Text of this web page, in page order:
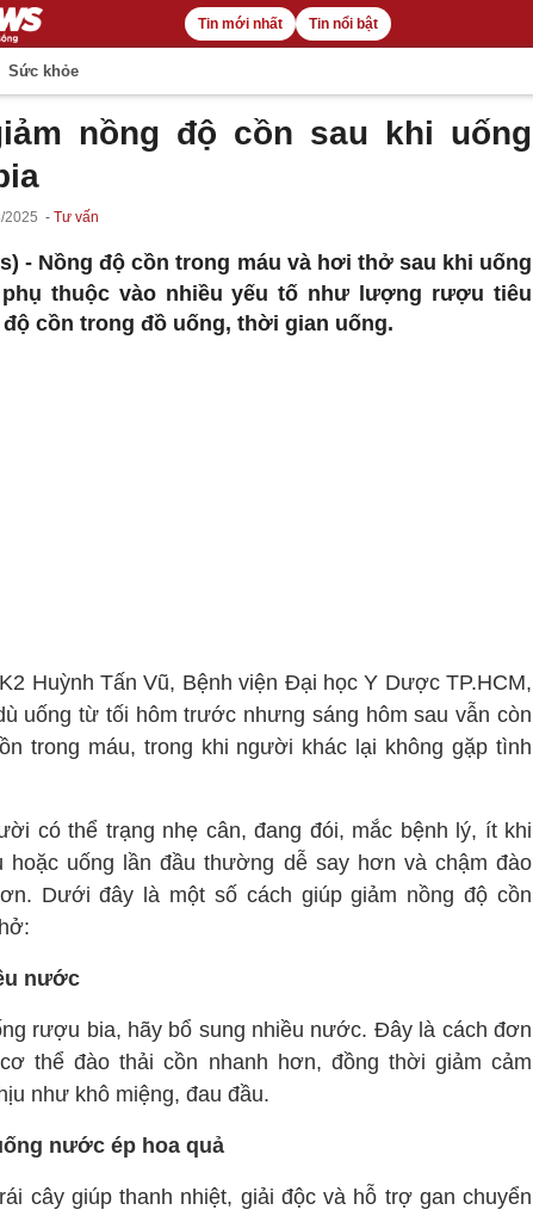
Tin mới nhất Tin nổi bật
Sức khỏe
nồng độ cồn sau khi uống
2025 Tư vấn
- Nồng độ cồn trong máu và hơi thở sau khi uống
thuộc vào nhiều yếu tố như lượng rượu tiêu
cồn trong đồ uống, thời gian uống.
Huỳnh Tấn Vũ, Bệnh viện Đại học Y Dược TP.HCM,
uống từ tối hôm trước nhưng sáng hôm sau vẫn còn
trong máu, trong khi người khác lại không gặp tình
có thể trạng nhẹ cân, đang đói, mắc bệnh lý, ít khi
hoặc uống lần đầu thường dễ say hơn và chậm đào
Dưới đây là một số cách giúp giảm nồng độ cồn
nước
rượu bia, hãy bổ sung nhiều nước. Đây là cách đơn
thể đào thải cồn nhanh hơn, đồng thời giảm cảm
như khô miệng, đau đầu.
nước ép hoa quả
cây giúp thanh nhiệt, giải độc và hỗ trợ gan chuyển